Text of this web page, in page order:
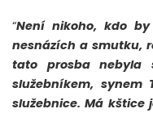
“Není nikoho, kdo
nesnázích a smutku,
tato prosba nebyla
služebníkem, synem
služebnice. Má kštice